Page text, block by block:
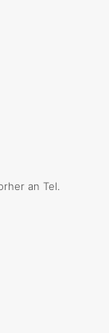
an Tel.